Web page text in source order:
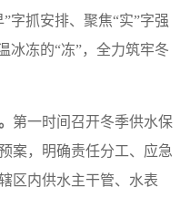
字抓安排、聚焦“实”字强
冰冻的“冻”，全力筑牢冬
第一时间召开冬季供水保
案，明确责任分工、应急
区内供水主干管、水表